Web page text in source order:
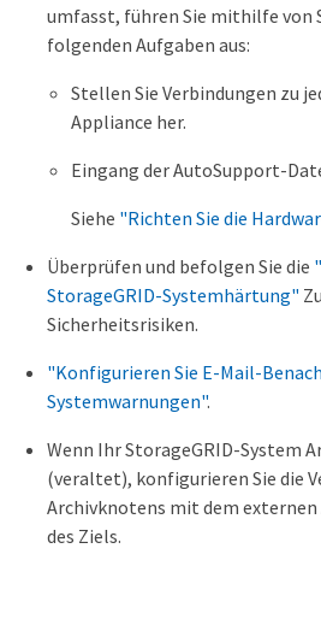
umfasst, führen Sie mithilfe von
folgenden Aufgaben aus:
Stellen Sie Verbindungen zu
Appliance her.
Eingang der AutoSupport-
Siehe "Richten Sie die
Überprüfen und befolgen Sie die
StorageGRID-Systemhärtung"
Sicherheitsrisiken.
"Konfigurieren Sie E-Mail-
Systemwarnungen".
Wenn Ihr StorageGRID-System
(veraltet), konfigurieren Sie die
Archivknotens mit dem
des Ziels.